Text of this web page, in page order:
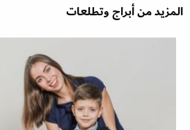
المزيد من أبراج وتطلعات